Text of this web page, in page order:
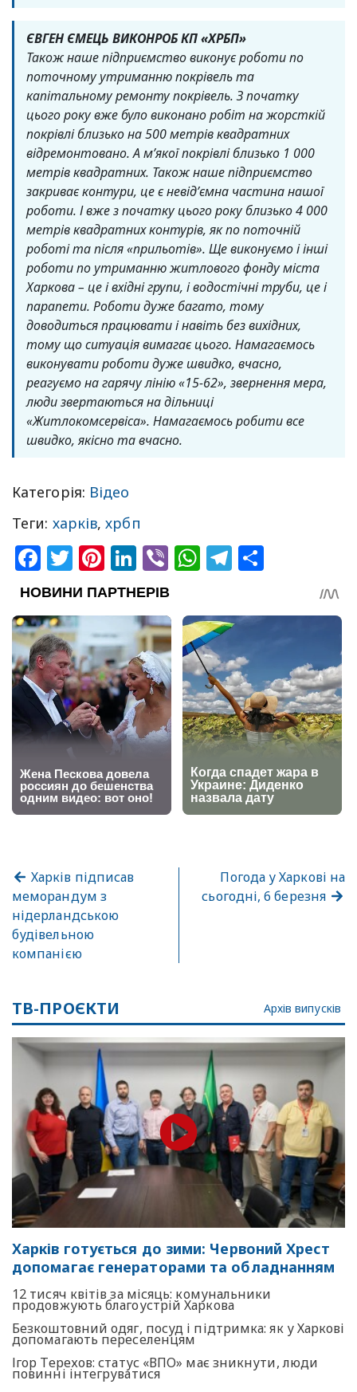
ЄВГЕН ЄМЕЦЬ ВИКОНРОБ КП «ХРБП»
Також наше підприємство виконує роботи по
поточному утриманню покрівель та
капітальному ремонту покрівель. З початку
цього року вже було виконано робіт на жорсткій
покрівлі близько на 500 метрів квадратних
відремонтовано. А м’якої покрівлі близько 1 000
метрів квадратних. Також наше підприємство
закриває контури, це є невід’ємна частина нашої
роботи. І вже з початку цього року близько 4 000
метрів квадратних контурів, як по поточній
роботі та після «прильотів». Ще виконуємо і інші
роботи по утриманню житлового фонду міста
Харкова – це і вхідні групи, і водостічні труби, це і
парапети. Роботи дуже багато, тому
доводиться працювати і навіть без вихідних,
тому що ситуація вимагає цього. Намагаємось
виконувати роботи дуже швидко, вчасно,
реагуємо на гарячу лінію «15-62», звернення мера,
люди звертаються на дільниці
«Житлокомсервіса». Намагаємось робити все
швидко, якісно та вчасно.
Категорія: Відео
Теги: харків,хрбп
Facebook
Twitter
Pinterest
LinkedIn
ViberWhatsApp
Telegram
Харків підписав
меморандум з
нідерландською
будівельною
компанією
Погода у Харкові на
сьогодні, 6 березня
ТВ-ПРОЄКТИ Архів випусків
Харків готується до зими: Червоний Хрест
допомагає генераторами та обладнанням
12 тисяч квітів за місяць: комунальники
продовжують благоустрій Харкова
Безкоштовний одяг, посуд і підтримка: як у Харкові
допомагають переселенцям
Ігор Терехов: статус «ВПО» має зникнути, люди
повинні інтегруватися